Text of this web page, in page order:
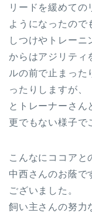
リードを緩めての
ようになったので
しつけやトレーニ
からはアジリティ
ルの前で止まった
ったりしますが、
とトレーナーさん
更でもない様子で
こんなにココアと
中西さんのお蔭で
ございました。
飼い主さんの努力